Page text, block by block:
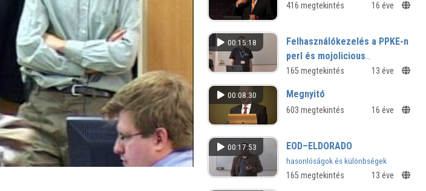
416 megtekintés 16 éve
00:15:18
Felhasználókezelés a PPKE-n
perl és mojolicious
segítségével
165 megtekintés 13 éve
00:08:30 Megnyitó
603 megtekintés 16 éve
00:17:53 EOD–ELDORADO
hasonlóságok és különbségek
165 megtekintés 13 éve